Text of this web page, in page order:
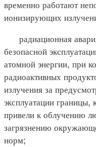
временно работают
ионизирующих
радиационная
безопасной
атомной энергии, при
радиоактивных
излучения за
эксплуатации границы,
привели к облучению
загрязнению
норм;